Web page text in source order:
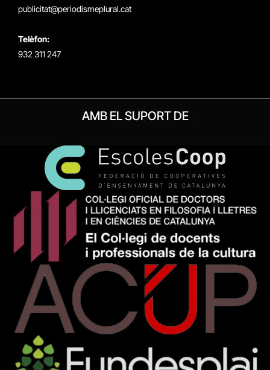
publicitat@periodismeplural.cat
Telèfon:
932 311 247
AMB EL SUPORT DE